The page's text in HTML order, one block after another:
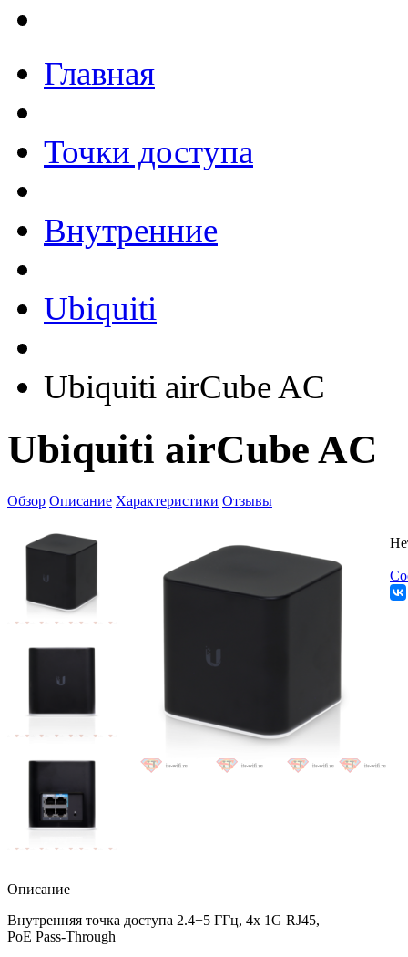
Главная
Точки доступа
Внутренние
Ubiquiti
Ubiquiti airCube AC
Ubiquiti airCube AC
Обзор Описание Характеристики Отзывы
Описание
Внутренняя точка доступа 2.4+5 ГГц, 4х 1G RJ45,
PoE Pass-Through